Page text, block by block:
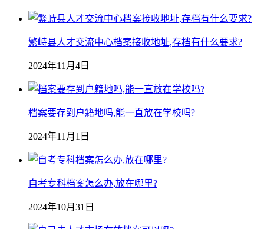
繁峙县人才交流中心档案接收地址,存档有什么要求?
2024年11月4日
档案要存到户籍地吗,能一直放在学校吗?
2024年11月1日
自考专科档案怎么办,放在哪里?
2024年10月31日